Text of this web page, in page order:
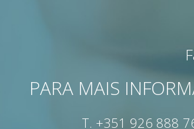
PARA MAIS
T. +351 926 888